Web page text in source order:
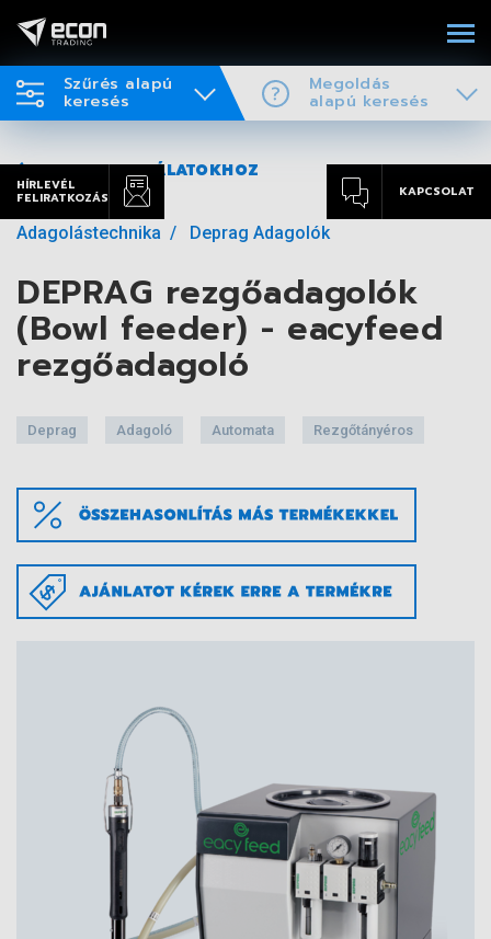
Szűrés alapú
keresés
Megoldás
alapú keresés
HÍRLEVÉL
FELIRATKOZÁS
KAPCSOLAT
VISSZA A TALÁLATOKHOZ
Adagolástechnika Deprag Adagolók
DEPRAG rezgőadagolók
(Bowl feeder) - eacyfeed
rezgőadagoló
Deprag Adagoló Automata Rezgőtányéros